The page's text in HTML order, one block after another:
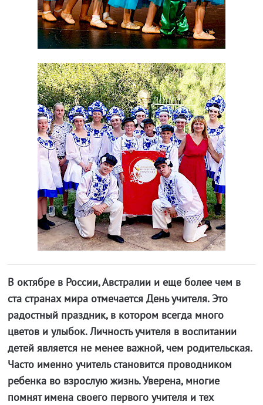
В октябре в России, Австралии и еще более чем в
ста странах мира отмечается День учителя. Это
радостный праздник, в котором всегда много
цветов и улыбок. Личность учителя в воспитании
детей является не менее важной, чем родительская.
Часто именно учитель становится проводником
ребенка во взрослую жизнь. Уверена, многие
помнят имена своего первого учителя и тех